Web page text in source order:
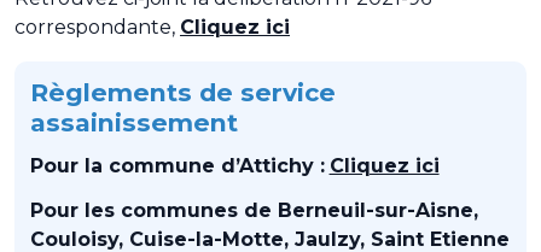
correspondante, Cliquez ici
Règlements de service
assainissement
Pour la commune d’Attichy : Cliquez ici
Pour les communes de Berneuil-sur-Aisne,
Couloisy, Cuise-la-Motte, Jaulzy, Saint Etienne